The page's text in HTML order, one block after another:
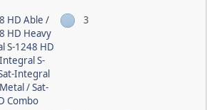
HD Able /
HD Heavy
S-1248 HD
S-
Integral
/ Sat-
Combo
3